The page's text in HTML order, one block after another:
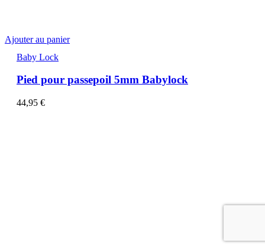
Ajouter au panier
Baby Lock
Pied pour passepoil 5mm Babylock
44,95 €